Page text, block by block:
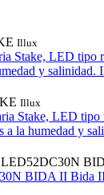
Illux
Stake, LED tipo
y
Illux
Stake, LED tipo
a la humedad y
BIDA II Bida